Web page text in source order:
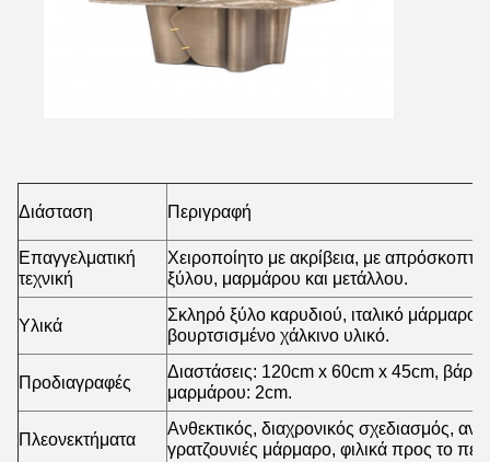
Διάσταση Περιγραφή
Επαγγελματική
τεχνική
Χειροποίητο με ακρίβεια, με
ξύλου, μαρμάρου και μετάλλου.
Υλικά
Σκληρό ξύλο καρυδιού, ιταλικό μάρμαρο
βουρτσισμένο χάλκινο υλικό.
Προδιαγραφές
Διαστάσεις: 120cm x 60cm x 45cm,
μαρμάρου: 2cm.
Πλεονεκτήματα
Ανθεκτικός, διαχρονικός σχεδιασμός,
γρατζουνιές μάρμαρο, φιλικά προς το